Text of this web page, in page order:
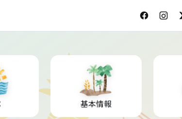
基本情報